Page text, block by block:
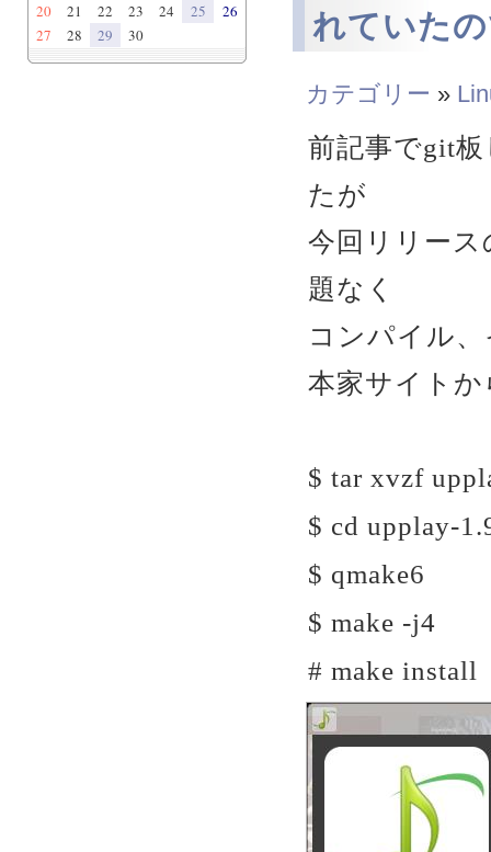
れていた
カテゴリー »
前記事でgit
たが
今回リリース
題なく
コンパイル
本家サイトか
$ tar xvzf
$ cd upplay-
$ qmake6
$ make -j4
# make install
20
21 22 23 24 25
26
27
28 29 30